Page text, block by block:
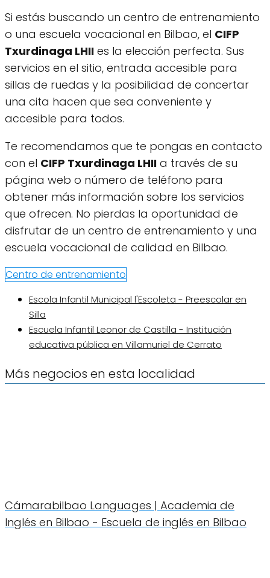
Si estás buscando un centro de entrenamiento
o una escuela vocacional en Bilbao, el CIFP
Txurdinaga LHII es la elección perfecta. Sus
servicios en el sitio, entrada accesible para
sillas de ruedas y la posibilidad de concertar
una cita hacen que sea conveniente y
accesible para todos.
Te recomendamos que te pongas en contacto
con el CIFP Txurdinaga LHII a través de su
página web o número de teléfono para
obtener más información sobre los servicios
que ofrecen. No pierdas la oportunidad de
disfrutar de un centro de entrenamiento y una
escuela vocacional de calidad en Bilbao.
Centro de entrenamiento
Escola Infantil Municipal l'Escoleta - Preescolar en
Silla
Escuela Infantil Leonor de Castilla - Institución
educativa pública en Villamuriel de Cerrato
Más negocios en esta localidad
Cámarabilbao Languages | Academia de
Inglés en Bilbao - Escuela de inglés en Bilbao